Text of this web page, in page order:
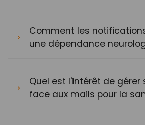
Comment les
une dépendance
Quel est l'intérêt de
face aux mails pour la